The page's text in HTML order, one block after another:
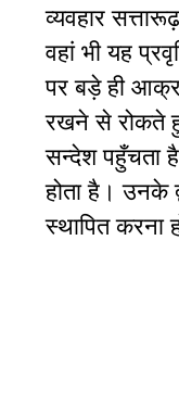
व्यवहार
वहां भी यह
पर बड़े ही
रखने से रोकते
सन्देश पहुँचता
होता है। उनके
स्थापित करना